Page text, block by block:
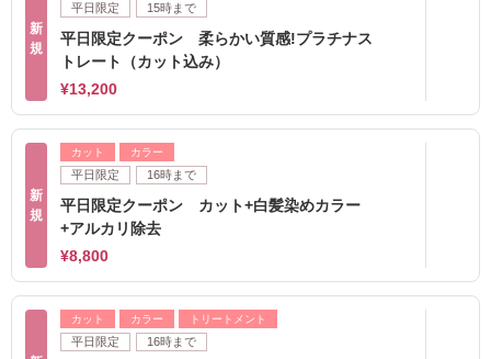
新
規
平日限定 15時まで
平日限定クーポン 柔らかい質感!プラチナス
トレート（カット込み）
¥13,200
新
規
カット カラー
平日限定 16時まで
平日限定クーポン カット+白髪染めカラー
+アルカリ除去
¥8,800
カット カラー トリートメント
平日限定 16時まで